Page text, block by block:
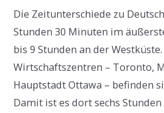
Die Zeitunterschiede zu
Stunden 30 Minuten im
bis 9 Stunden an der
Wirtschaftszentren – Toronto,
Hauptstadt Ottawa – befinden
Damit ist es dort sechs